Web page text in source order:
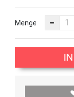
Menge